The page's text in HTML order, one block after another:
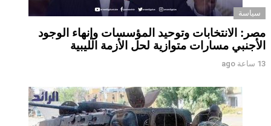
سياسة
مصر: الانتخابات وتوحيد المؤسسات وإنهاء الوجود
الأجنبي مسارات متوازية لحل الأزمة الليبية
13 ساعة ago